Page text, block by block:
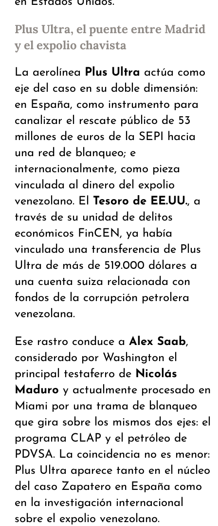
Plus Ultra, el puente entre Madrid
y el expolio chavista
La aerolínea Plus Ultra actúa como
eje del caso en su doble dimensión:
en España, como instrumento para
canalizar el rescate público de 53
millones de euros de la SEPI hacia
una red de blanqueo; e
internacionalmente, como pieza
vinculada al dinero del expolio
venezolano. El Tesoro de EE.UU., a
través de su unidad de delitos
económicos FinCEN, ya había
vinculado una transferencia de Plus
Ultra de más de 519.000 dólares a
una cuenta suiza relacionada con
fondos de la corrupción petrolera
venezolana.
Ese rastro conduce a Alex Saab,
considerado por Washington el
principal testaferro de Nicolás
Maduro y actualmente procesado en
Miami por una trama de blanqueo
que gira sobre los mismos dos ejes: el
programa CLAP y el petróleo de
PDVSA. La coincidencia no es menor:
Plus Ultra aparece tanto en el núcleo
del caso Zapatero en España como
en la investigación internacional
sobre el expolio venezolano.